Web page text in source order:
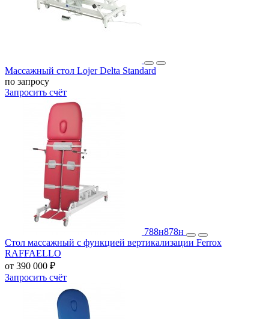
Массажный стол Lojer Delta Standard
по запросу
Запросить счёт
788н878н
Стол массажный с функцией вертикализации Ferrox
RAFFAELLO
от 390 000 ₽
Запросить счёт